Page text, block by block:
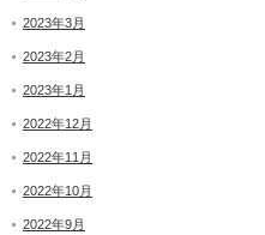
2023年3月
2023年2月
2023年1月
2022年12月
2022年11月
2022年10月
2022年9月